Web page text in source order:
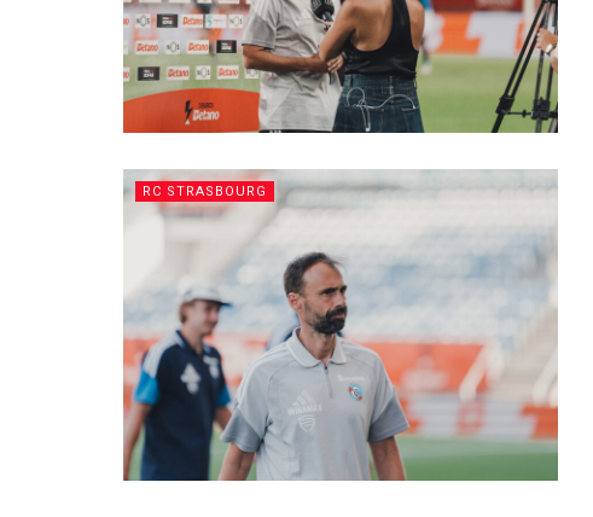
RC STRASBOURG